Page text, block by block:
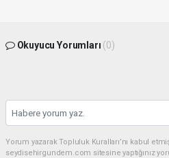
Okuyucu Yorumları (0)
Yorum yazarak Topluluk Kuralları’nı kabul
seydisehirgundem.com sitesine yaptığınız